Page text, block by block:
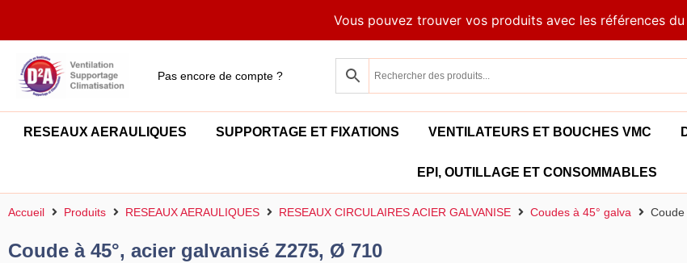
Vous pouvez trouver vos produits avec les références
Pas encore de compte ?
RESEAUX AERAULIQUES SUPPORTAGE ET FIXATIONS VENTILATEURS ET BOUCHES VMC
EPI, OUTILLAGE ET CONSOMMABLES
Accueil Produits RESEAUX AERAULIQUES RESEAUX CIRCULAIRES ACIER GALVANISE Coudes à 45° galva
Coude à 45°, acier galvanisé Z275, Ø 710